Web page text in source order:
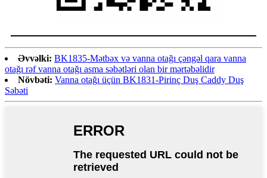
Əvvəlki: BK1835-Mətbəx və vanna otağı çəngəl qara vanna
otağı rəf vanna otağı asma səbətləri olan bir mərtəbəlidir
Növbəti: Vanna otağı üçün BK1831-Pirinç Duş Caddy Duş
Səbəti